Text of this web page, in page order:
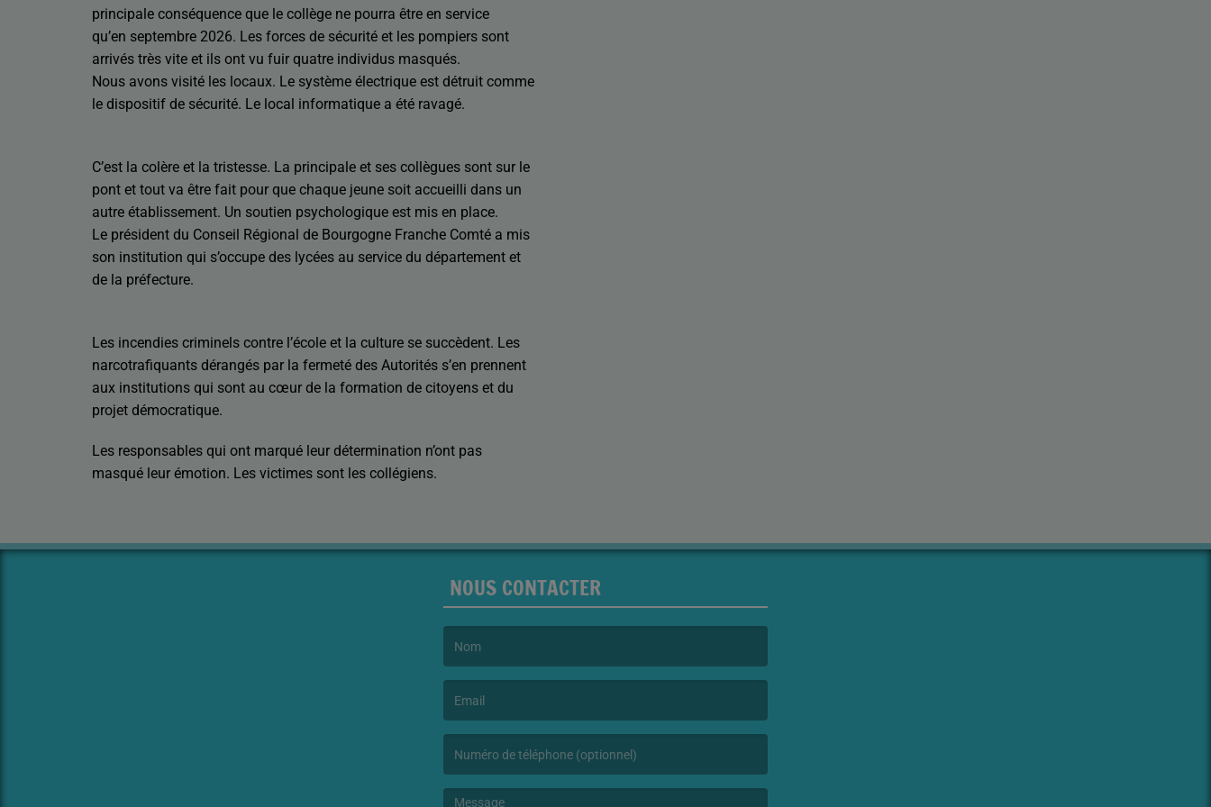
principale conséquence que le collège ne pourra être en service
qu’en septembre 2026. Les forces de sécurité et les pompiers sont
arrivés très vite et ils ont vu fuir quatre individus masqués.
Nous avons visité les locaux. Le système électrique est détruit comme
le dispositif de sécurité. Le local informatique a été ravagé.
C’est la colère et la tristesse. La principale et ses collègues sont sur le
pont et tout va être fait pour que chaque jeune soit accueilli dans un
autre établissement. Un soutien psychologique est mis en place.
Le président du Conseil Régional de Bourgogne Franche Comté a mis
son institution qui s’occupe des lycées au service du département et
de la préfecture.
Les incendies criminels contre l’école et la culture se succèdent. Les
narcotrafiquants dérangés par la fermeté des Autorités s’en prennent
aux institutions qui sont au cœur de la formation de citoyens et du
projet démocratique.
Les responsables qui ont marqué leur détermination n’ont pas
masqué leur émotion. Les victimes sont les collégiens.
NOUS CONTACTER